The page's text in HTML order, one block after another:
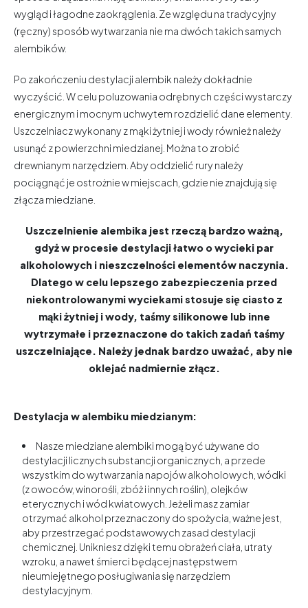
wygląd i łagodne zaokrąglenia. Ze względu na tradycyjny
(ręczny) sposób wytwarzania nie ma dwóch takich samych
alembików.
Po zakończeniu destylacji alembik należy dokładnie
wyczyścić. W celu poluzowania odrębnych części wystarczy
energicznym i mocnym uchwytem rozdzielić dane elementy.
Uszczelniacz wykonany z mąki żytniej i wody również należy
usunąć z powierzchni miedzianej. Można to zrobić
drewnianym narzędziem. Aby oddzielić rury należy
pociągnąć je ostrożnie w miejscach, gdzie nie znajdują się
złącza miedziane.
Uszczelnienie alembika jest rzeczą bardzo ważną,
gdyż w procesie destylacji łatwo o wycieki par
alkoholowych i nieszczelności elementów naczynia.
Dlatego w celu lepszego zabezpieczenia przed
niekontrolowanymi wyciekami stosuje się ciasto z
mąki żytniej i wody, taśmy silikonowe lub inne
wytrzymałe i przeznaczone do takich zadań taśmy
uszczelniające. Należy jednak bardzo uważać, aby nie
oklejać nadmiernie złącz.
Destylacja w alembiku miedzianym:
Nasze miedziane alembiki mogą być używane do
destylacji licznych substancji organicznych, a przede
wszystkim do wytwarzania napojów alkoholowych, wódki
(z owoców, winorośli, zbóż i innych roślin), olejków
eterycznych i wód kwiatowych. Jeżeli masz zamiar
otrzymać alkohol przeznaczony do spożycia, ważne jest,
aby przestrzegać podstawowych zasad destylacji
chemicznej. Unikniesz dzięki temu obrażeń ciała, utraty
wzroku, a nawet śmierci będącej następstwem
nieumiejętnego posługiwania się narzędziem
destylacyjnym.